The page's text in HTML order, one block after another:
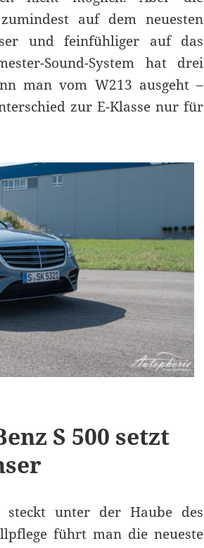
auf dem neuesten
und feinfühliger auf das
Sound-System hat drei
man vom W213 ausgeht –
zur E-Klasse nur für
S 500 setzt
unter der Haube des
führt man die neueste